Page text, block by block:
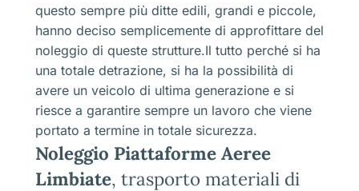
questo sempre più ditte edili, grandi e piccole,
hanno deciso semplicemente di approfittare del
noleggio di queste strutture.Il tutto perché si ha
una totale detrazione, si ha la possibilità di
avere un veicolo di ultima generazione e si
riesce a garantire sempre un lavoro che viene
portato a termine in totale sicurezza.
Noleggio Piattaforme Aeree
Limbiate, trasporto materiali di